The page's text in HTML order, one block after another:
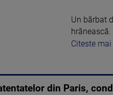
Un bărbat
hrănească.
Citeste mai
din Paris,